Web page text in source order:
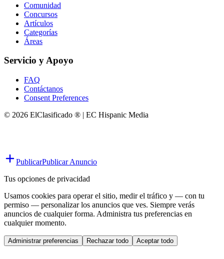
Comunidad
Concursos
Artículos
Categorías
Áreas
Servicio y Apoyo
FAQ
Contáctanos
Consent Preferences
© 2026 ElClasificado ® | EC Hispanic Media
PublicarPublicar Anuncio
Tus opciones de privacidad
Usamos cookies para operar el sitio, medir el tráfico y — con tu
permiso — personalizar los anuncios que ves. Siempre verás
anuncios de cualquier forma. Administra tus preferencias en
cualquier momento.
Administrar preferencias Rechazar todo Aceptar todo